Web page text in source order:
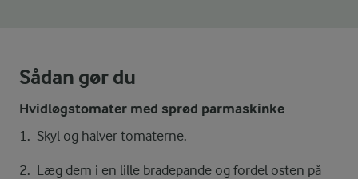
Sådan gør du
Hvidløgstomater med sprød parmaskinke
Skyl og halver tomaterne.
Læg dem i en lille bradepande og fordel osten på